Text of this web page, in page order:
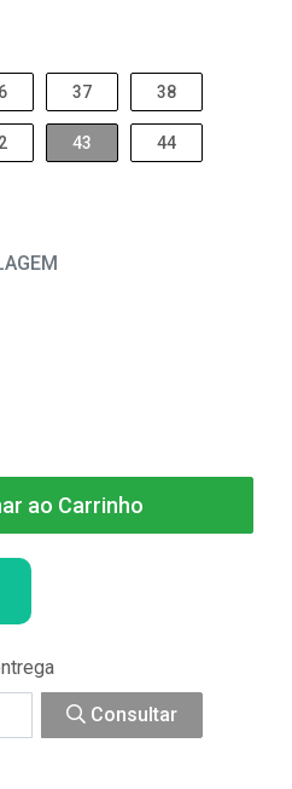
37 38
43 44
ao Carrinho
Consultar